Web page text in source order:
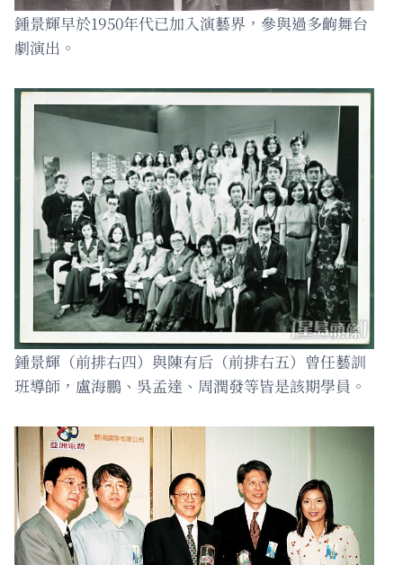
鍾景輝早於1950年代已加入演藝界，參與過多齣舞台
劇演出。
鍾景輝（前排右四）與陳有后（前排右五）曾任藝訓
班導師，盧海鵬、吳孟達、周潤發等皆是該期學員。